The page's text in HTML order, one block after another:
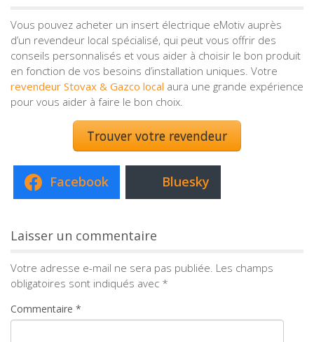
Vous pouvez acheter un insert électrique eMotiv auprès
d’un revendeur local spécialisé, qui peut vous offrir des
conseils personnalisés et vous aider à choisir le bon produit
en fonction de vos besoins d’installation uniques. Votre
revendeur Stovax & Gazco local aura une grande expérience
pour vous aider à faire le bon choix.
Trouver votre revendeur
Facebook Bluesky
Laisser un commentaire
Votre adresse e-mail ne sera pas publiée. Les champs
obligatoires sont indiqués avec *
Commentaire *